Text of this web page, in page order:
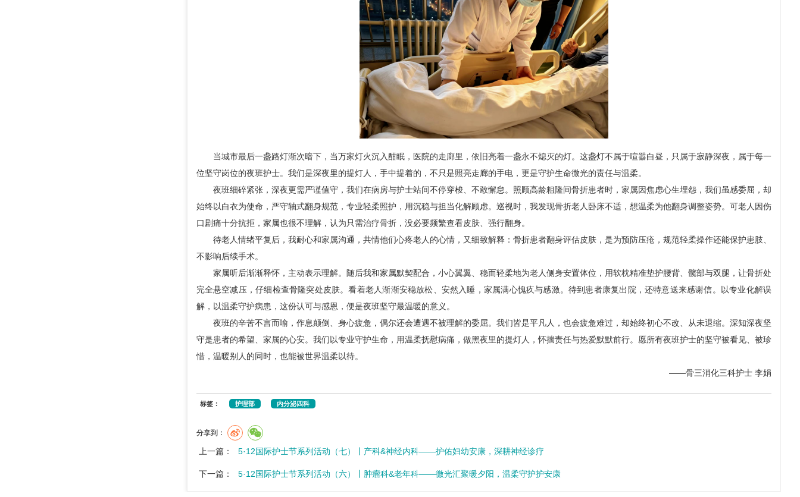
当城市最后一盏路灯渐次暗下，当万家灯火沉入酣眠，医院的走廊里，依旧亮着一盏永不熄灭的灯。这盏灯不属于喧嚣白昼，只属于寂静深夜，属于每一
位坚守岗位的夜班护士。我们是深夜里的提灯人，手中提着的，不只是照亮走廊的手电，更是守护生命微光的责任与温柔。
夜班细碎紧张，深夜更需严谨值守，我们在病房与护士站间不停穿梭、不敢懈怠。照顾高龄粗隆间骨折患者时，家属因焦虑心生埋怨，我们虽感委屈，却
始终以白衣为使命，严守轴式翻身规范，专业轻柔照护，用沉稳与担当化解顾虑。巡视时，我发现骨折老人卧床不适，想温柔为他翻身调整姿势。可老人因伤
口剧痛十分抗拒，家属也很不理解，认为只需治疗骨折，没必要频繁查看皮肤、强行翻身。
待老人情绪平复后，我耐心和家属沟通，共情他们心疼老人的心情，又细致解释：骨折患者翻身评估皮肤，是为预防压疮，规范轻柔操作还能保护患肢、
不影响后续手术。
家属听后渐渐释怀，主动表示理解。随后我和家属默契配合，小心翼翼、稳而轻柔地为老人侧身安置体位，用软枕精准垫护腰背、髋部与双腿，让骨折处
完全悬空减压，仔细检查骨隆突处皮肤。看着老人渐渐安稳放松、安然入睡，家属满心愧疚与感激。待到患者康复出院，还特意送来感谢信。以专业化解误
解，以温柔守护病患，这份认可与感恩，便是夜班坚守最温暖的意义。
夜班的辛苦不言而喻，作息颠倒、身心疲惫，偶尔还会遭遇不被理解的委屈。我们皆是平凡人，也会疲惫难过，却始终初心不改、从未退缩。深知深夜坚
守是患者的希望、家属的心安。我们以专业守护生命，用温柔抚慰病痛，做黑夜里的提灯人，怀揣责任与热爱默默前行。愿所有夜班护士的坚守被看见、被珍
惜，温暖别人的同时，也能被世界温柔以待。
——骨三消化三科护士 李娟
标签： 护理部 内分泌四科
分享到：
上一篇： 5·12国际护士节系列活动（七）丨产科&神经内科——护佑妇幼安康，深耕神经诊疗
下一篇： 5·12国际护士节系列活动（六）丨肿瘤科&老年科——微光汇聚暖夕阳，温柔守护护安康